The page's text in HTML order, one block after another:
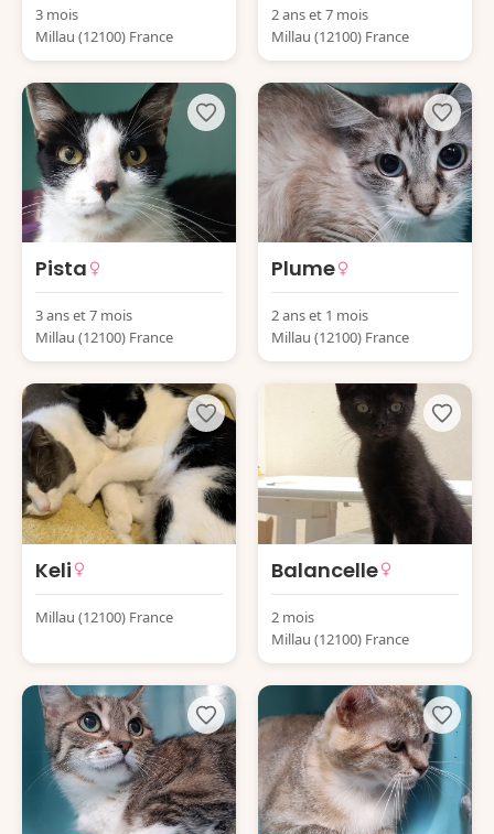
3 mois
Millau (12100) France
2 ans et 7 mois
Millau (12100) France
Pista
3 ans et 7 mois
Millau (12100) France
Plume
2 ans et 1 mois
Millau (12100) France
Keli
Millau (12100) France
Balancelle
2 mois
Millau (12100) France